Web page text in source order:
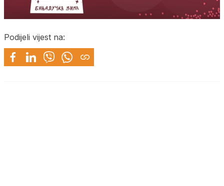
Podijeli vijest na: